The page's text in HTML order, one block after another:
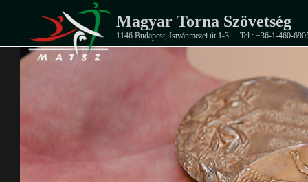
Magyar Torna Szövetség
1146 Budapest, Istvánmezei út 1-3. Tel.: +36-1-460-